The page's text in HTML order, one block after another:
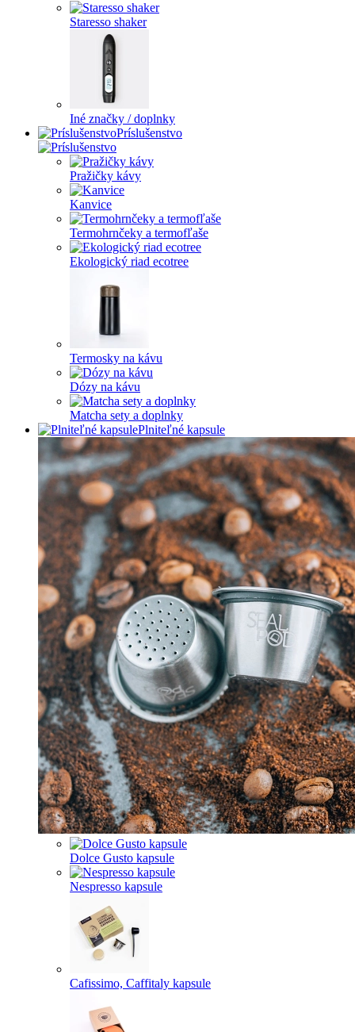
Staresso shaker
Iné značky / doplnky
Príslušenstvo
Pražičky kávy
Kanvice
Termohrnčeky a termofľaše
Ekologický riad ecotree
Termosky na kávu
Dózy na kávu
Matcha sety a doplnky
Plniteľné kapsule
Dolce Gusto kapsule
Nespresso kapsule
Cafissimo, Caffitaly kapsule